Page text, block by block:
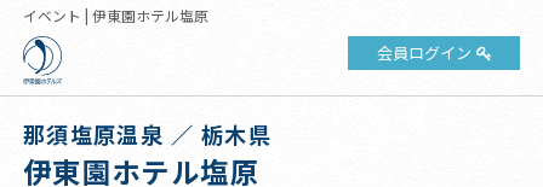
イベント | 伊東園ホテル塩原
会員ログイン
那須塩原温泉 ／ 栃木県
伊東園ホテル塩原